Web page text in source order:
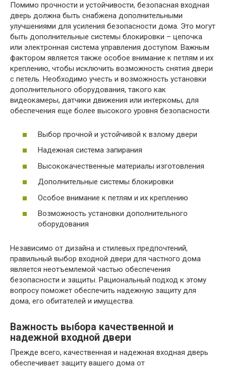
Помимо прочности и устойчивости, безопасная входная
дверь должна быть снабжена дополнительными
улучшениями для усиления безопасности дома. Это могут
быть дополнительные системы блокировки – цепочка
или электронная система управления доступом. Важным
фактором является также особое внимание к петлям и их
креплению, чтобы исключить возможность снятия двери
с петель. Необходимо учесть и возможность установки
дополнительного оборудования, такого как
видеокамеры, датчики движения или интеркомы, для
обеспечения еще более высокого уровня безопасности.
Выбор прочной и устойчивой к взлому двери
Надежная система запирания
Высококачественные материалы изготовления
Дополнительные системы блокировки
Особое внимание к петлям и их креплению
Возможность установки дополнительного
оборудования
Независимо от дизайна и стилевых предпочтений,
правильный выбор входной двери для частного дома
является неотъемлемой частью обеспечения
безопасности и защиты. Рациональный подход к этому
вопросу поможет обеспечить надежную защиту для
дома, его обитателей и имущества.
Важность выбора качественной и
надежной входной двери
Прежде всего, качественная и надежная входная дверь
обеспечивает защиту вашего дома от